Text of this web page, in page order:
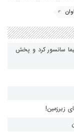
سانسور کرد و پخش
زیرزمین!